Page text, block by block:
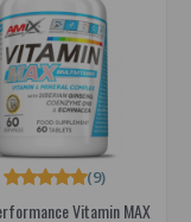
Vitamin MAX
(9)